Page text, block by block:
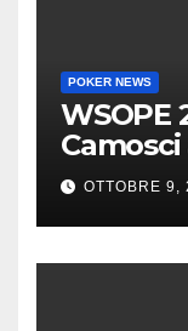
POKER NEWS
WSOPE
Main, vai
OTTOBRE 9,